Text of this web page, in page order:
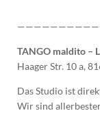
TANGO maldito –
Haager Str. 10 a,
Das Studio ist
Wir sind